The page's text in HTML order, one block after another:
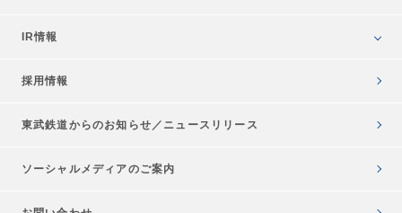
IR情報
採用情報
東武鉄道からのお知らせ／ ニュースリリース
ソーシャルメディアのご案内